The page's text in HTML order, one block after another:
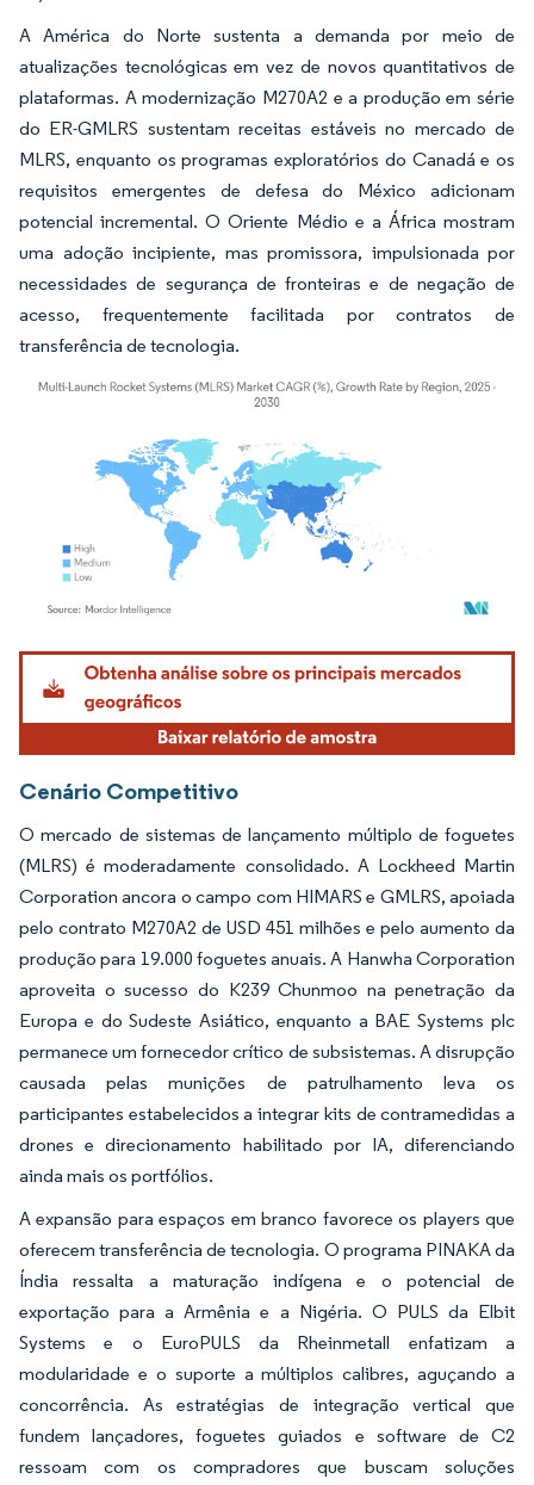
A América do Norte sustenta a demanda por meio de
atualizações tecnológicas em vez de novos quantitativos de
plataformas. A modernização M270A2 e a produção em série
do ER-GMLRS sustentam receitas estáveis no mercado de
MLRS, enquanto os programas exploratórios do Canadá e os
requisitos emergentes de defesa do México adicionam
potencial incremental. O Oriente Médio e a África mostram
uma adoção incipiente, mas promissora, impulsionada por
necessidades de segurança de fronteiras e de negação de
acesso, frequentemente facilitada por contratos de
transferência de tecnologia.
Imagem © Mordor Intelligence. O reuso requer atribuição conforme CC BY 4.0.
Cenário Competitivo
O mercado de sistemas de lançamento múltiplo de foguetes
(MLRS) é moderadamente consolidado. A Lockheed Martin
Corporation ancora o campo com HIMARS e GMLRS, apoiada
pelo contrato M270A2 de USD 451 milhões e pelo aumento da
produção para 19.000 foguetes anuais. A Hanwha Corporation
aproveita o sucesso do K239 Chunmoo na penetração da
Europa e do Sudeste Asiático, enquanto a BAE Systems plc
permanece um fornecedor crítico de subsistemas. A disrupção
causada pelas munições de patrulhamento leva os
participantes estabelecidos a integrar kits de contramedidas a
drones e direcionamento habilitado por IA, diferenciando
ainda mais os portfólios.
A expansão para espaços em branco favorece os players que
oferecem transferência de tecnologia. O programa PINAKA da
Índia ressalta a maturação indígena e o potencial de
exportação para a Armênia e a Nigéria. O PULS da Elbit
Systems e o EuroPULS da Rheinmetall enfatizam a
modularidade e o suporte a múltiplos calibres, aguçando a
concorrência. As estratégias de integração vertical que
fundem lançadores, foguetes guiados e software de C2
ressoam com os compradores que buscam soluções